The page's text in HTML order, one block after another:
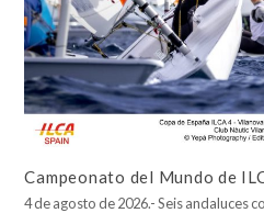
Campeonato del Mundo de
4 de agosto de 2026.- Seis andaluces